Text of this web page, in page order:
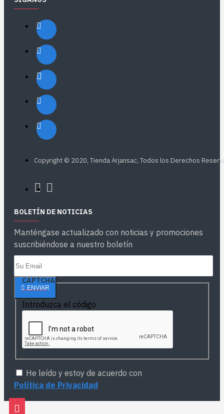
Copyright © 2020, Tienda Arjansac, Todos los Derechos
BOLETÍN DE NOTICIAS
Manténgase actualizado con noticias y promociones
suscribiéndose a nuestro boletín
ENVIAR
CAPTCHA
Introduzca el código
He leído y estoy de acuerdo con
Política de Privacidad